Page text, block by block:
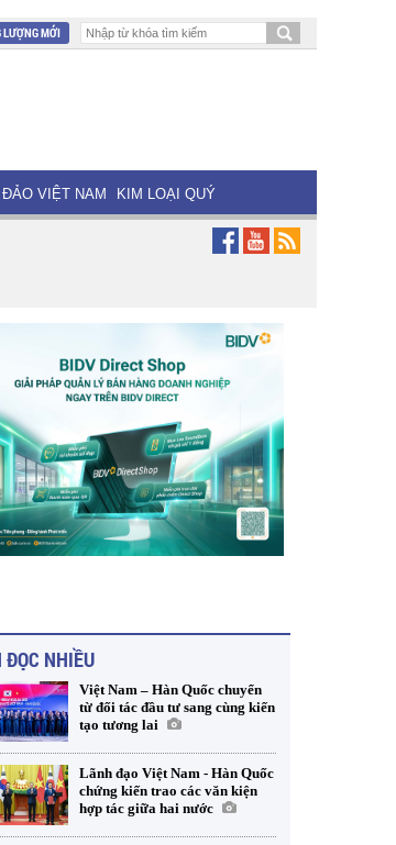
LƯỢNG MỚI
ĐẢO VIỆT NAM KIM LOẠI QUÝ
ĐỌC NHIỀU
Việt Nam – Hàn Quốc chuyển
từ đối tác đầu tư sang cùng kiến
tạo tương lai
Lãnh đạo Việt Nam - Hàn Quốc
chứng kiến trao các văn kiện
hợp tác giữa hai nước